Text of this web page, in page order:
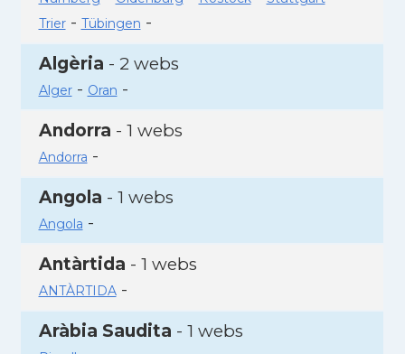
Trier- Tübingen -
Algèria - 2 webs
Alger- Oran -
Andorra - 1 webs
Andorra -
Angola - 1 webs
Angola -
Antàrtida - 1 webs
ANTÀRTIDA-
Aràbia Saudita - 1 webs